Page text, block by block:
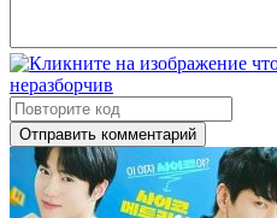
Отправить комментарий